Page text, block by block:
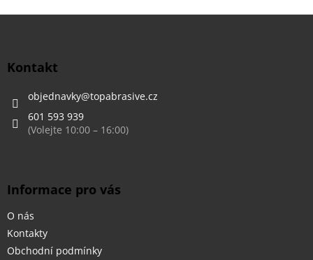
Z
Kontakt
objednavky@topabrasive.cz
601 593 939
Informace pro vás
O nás
Kontakty
Obchodní podmínky